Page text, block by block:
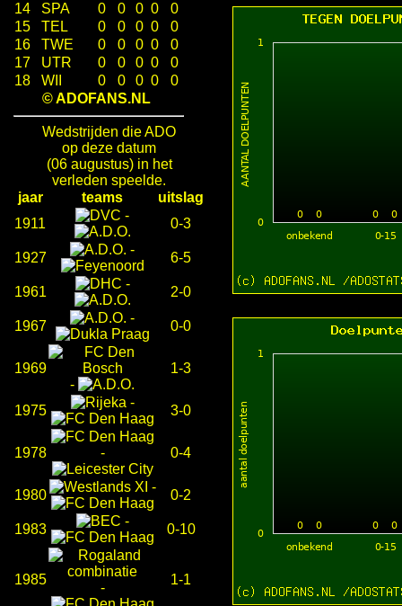
14
SPA 0 0 0 0
0
15
TEL 0 0 0 0
0
16
TWE 0 0 0 0
0
17
UTR 0 0 0 0
0
18
WII 0 0 0 0
0
© ADOFANS.NL
Wedstrijden die ADO
op deze datum
(06 augustus) in het
verleden speelde.
jaar
teams
uitslag
1911
-
0-3
1927
-
6-5
1961
-
2-0
1967
-
0-0
1969
-
1-3
1975
-
3-0
1978 - 0-4
1980
-
0-2
1983
-
0-10
1985
-
1-1